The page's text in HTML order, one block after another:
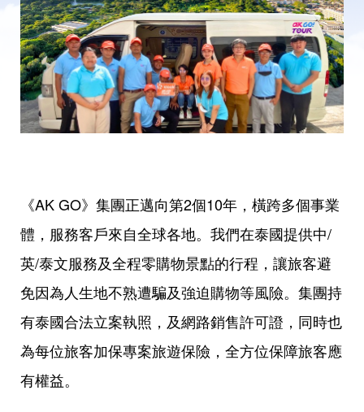
《AK GO》集團正邁向第2個10年，橫跨多個事業
體，服務客戶來自全球各地。 我們在泰國提供中/
英/泰文服務及全程零購物景點的行程，讓旅客避
免因為人生地不熟遭騙及強迫購物等風險。集團持
有泰國合法立案執照，及網路銷售許可證，同時也
為每位旅客加保專案旅遊保險，全方位保障旅客應
有權益。